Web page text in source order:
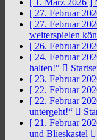
[ 1. März 2026 ]
[ 27. Februar
[ 27. Februar
weiterspielen
[ 26. Februar
[ 24. Februar
halten!“
[ 23. Februar
[ 22. Februar
[ 22. Februar
untergeht!“
[ 21. Februar
und Blieskastel